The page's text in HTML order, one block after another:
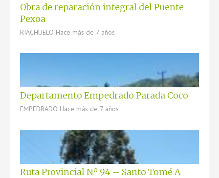
Obra de reparación integral del Puente
Pexoa
RIACHUELO Hace más de 7 años
Departamento Empedrado Parada Coco
EMPEDRADO Hace más de 7 años
Ruta Provincial Nº 94 – Santo Tomé A